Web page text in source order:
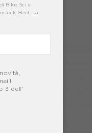
Bike, Sci e
Bont, La
3 dell'